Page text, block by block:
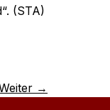
(STA)
→